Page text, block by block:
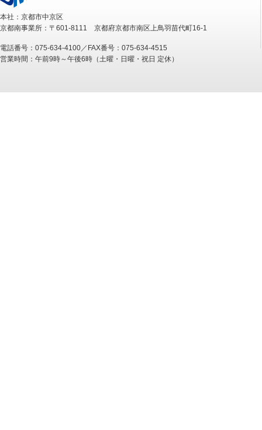
本社：京都市中京区
京都南事業所：〒601-8111 京都府京都市南区上鳥羽苗代町16-1
電話番号：075-634-4100／FAX番号：075-634-4515
営業時間：午前9時～午後6時（土曜・日曜・祝日 定休）